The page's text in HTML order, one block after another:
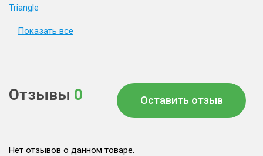
Triangle
Показать все
Отзывы 0 Оставить отзыв
Нет отзывов о данном товаре.